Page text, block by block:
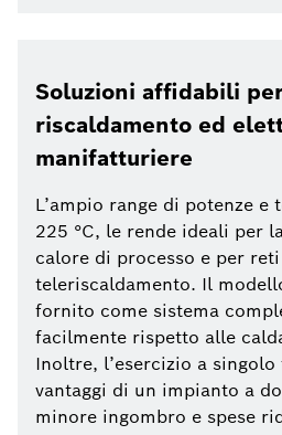
Soluzioni affidabili
riscaldamento ed
manifatturiere
L’ampio range di potenze e
225 °C, le rende ideali per
calore di processo e per
teleriscaldamento. Il
fornito come sistema
facilmente rispetto alle
Inoltre, l’esercizio a
vantaggi di un impianto a
minore ingombro e spese